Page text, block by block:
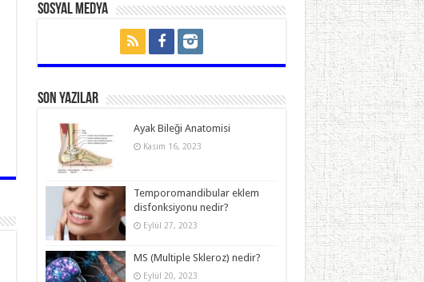
Sosyal Medya
Son Yazılar
Ayak Bileği Anatomisi
Kasım 16, 2023
Temporomandibular eklem
disfonksiyonu nedir?
Eylül 27, 2023
MS (Multiple Skleroz) nedir?
Eylül 20, 2023